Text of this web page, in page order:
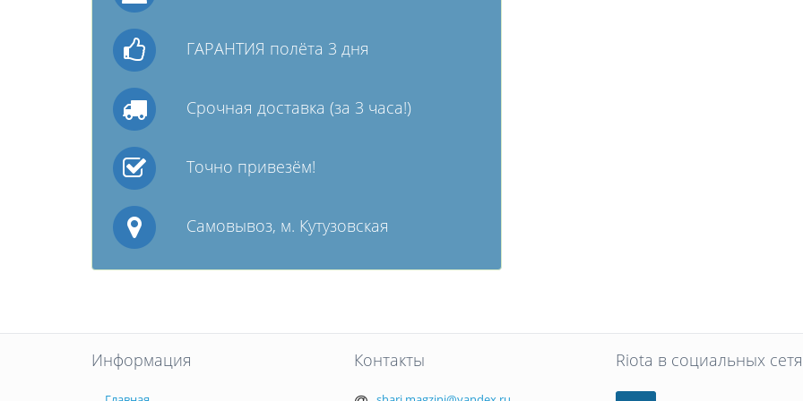
ГАРАНТИЯ полёта 3 дня
Срочная доставка (за 3 часа!)
Точно привезём!
Самовывоз, м. Кутузовская
Информация Контакты Riota в социальных